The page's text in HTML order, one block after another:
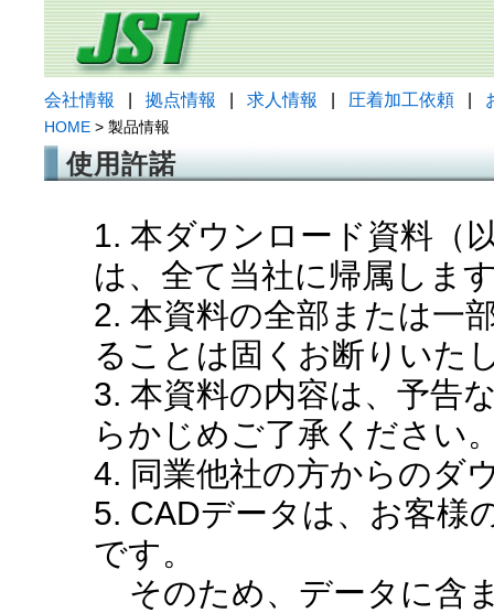
会社情報 拠点情報 求人情報 圧着加工依頼
HOME > 製品情報
使用許諾
1. 本ダウンロード資料（
は、全て当社に帰属しま
2. 本資料の全部または一
ることは固くお断りいた
3. 本資料の内容は、予告
らかじめご了承ください
4. 同業他社の方からのダ
5. CADデータは、お客様
です。
そのため、データに含